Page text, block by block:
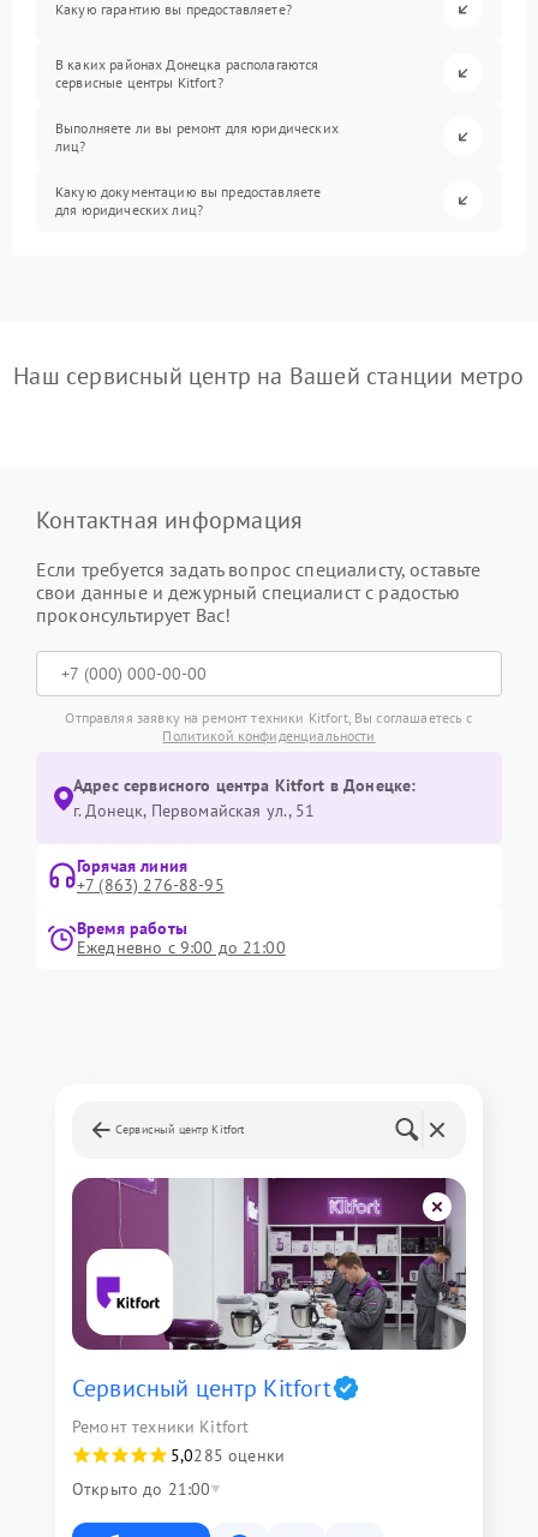
Какую гарантию вы предоставляете?
В каких районах Донецка располагаются
сервисные центры Kitfort?
Выполняете ли вы ремонт для юридических
лиц?
Какую документацию вы предоставляете
для юридических лиц?
Наш сервисный центр на Вашей станции метро
Контактная информация
Если требуется задать вопрос специалисту, оставьте
свои данные и дежурный специалист с радостью
проконсультирует Вас!
Отправляя заявку на ремонт техники Kitfort, Вы соглашаетесь с
Политикой конфиденциальности
Адрес сервисного центра Kitfort в Донецке:
г. Донецк, Первомайская ул., 51
Горячая линия
+7 (863) 276-88-95
Время работы
Ежедневно с 9:00 до 21:00
Сервисный центр Kitfort
Сервисный центр Kitfort
Ремонт техники Kitfort
5,0285 оценки
Открыто до 21:00